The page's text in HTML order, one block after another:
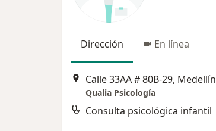
Dirección En línea
Calle 33AA # 80B-29, Medellín
Qualia Psicología
Consulta psicológica infantil